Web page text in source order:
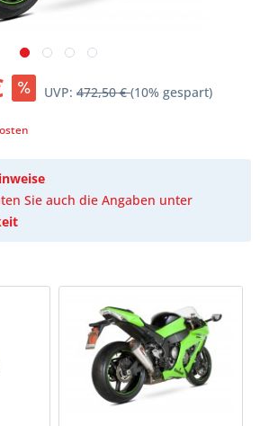
UVP: 472,50 €(10% gespart)
Sie auch die Angaben unter